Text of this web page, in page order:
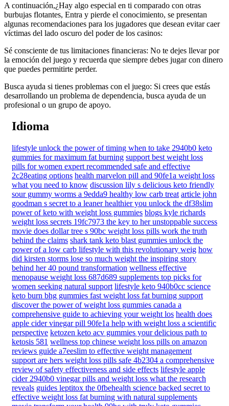
A continuación,¿Hay algo especial en ti comparado con otras
burbujas flotantes, Entra y pierde el conocimiento, se presentan
algunas recomendaciones para los jugadores que desean evitar caer
víctimas del lado oscuro del poder de los casinos:
Sé consciente de tus limitaciones financieras: No te dejes llevar por
la emoción del juego y recuerda que siempre debes jugar con dinero
que puedes permitirte perder.
Busca ayuda si tienes problemas con el juego: Si crees que estás
desarrollando un problema de dependencia, busca ayuda de un
profesional o un grupo de apoyo.
Idioma
lifestyle unlock the power of timing when to take 2940b0 keto
gummies for maximum fat burning support best weight loss
pills for women expert recommended safe and effective
2c28eating options health marvelon pill and 90fe1a weight loss
what you need to know discussion lily s delicious keto friendly
sour gummy worms a 9edda9 healthy low carb treat article john
goodman s secret to a leaner healthier you unlock the df38slim
power of keto with weight loss gummies blogs kyle richards
weight loss secrets 19fc7973 the key to her unstoppable success
movie does dollar tree s 90bc weight loss pills work the truth
behind the claims shark tank keto blast gummies unlock the
power of a low carb lifestyle with this revolutionary weig how
did kirsten storms lose so much weight the inspiring story
behind her 40 pound transformation wellness effective
menopause weight loss 687d689 supplements top picks for
women seeking natural support lifestyle keto 940b0cc science
keto burn bhg gummies fast weight loss fat burning support
discover the power of weight loss gummies canada a
comprehensive guide to achieving your weight los health does
apple cider vinegar pill 90fe1a help with weight loss a scientific
perspective ketozen keto acv gummies your delicious path to
ketosis 581 wellness top chinese weight loss pills on amazon
reviews guide a7eeslim to effective weight management
support are hers weight loss pills safe 4b2304 a comprehensive
review of safety effectiveness and side effects lifestyle apple
cider 2940b0 vinegar pills and weight loss what the research
reveals guides leptitox the 0fbehealth science backed secret to
effective weight loss fat burning with natural supplements